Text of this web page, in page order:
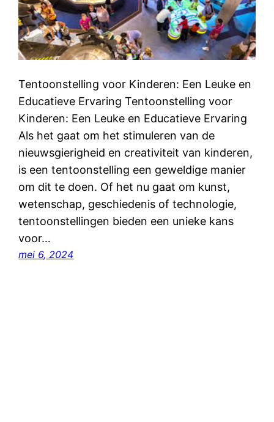
Tentoonstelling voor Kinderen: Een Leuke en
Educatieve Ervaring Tentoonstelling voor
Kinderen: Een Leuke en Educatieve Ervaring
Als het gaat om het stimuleren van de
nieuwsgierigheid en creativiteit van kinderen,
is een tentoonstelling een geweldige manier
om dit te doen. Of het nu gaat om kunst,
wetenschap, geschiedenis of technologie,
tentoonstellingen bieden een unieke kans
voor…
mei 6, 2024